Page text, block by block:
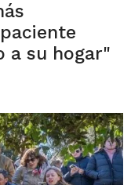
a su hogar"